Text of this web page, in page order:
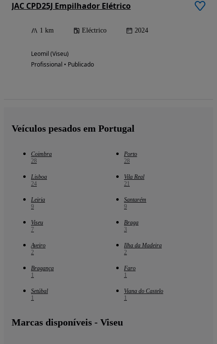
JAC CPD25J Empilhador Elétrico
1 km Eléctrico 2024
Leomil (Viseu)
Profissional • Publicado
Veículos pesados em Portugal
Coimbra
28
Porto
28
Lisboa
24
Vila Real
21
Leiria
9
Santarém
9
Viseu
7
Braga
3
Aveiro
2
Ilha da Madeira
2
Bragança
1
Faro
1
Setúbal
1
Viana do Castelo
1
Marcas disponíveis - Viseu